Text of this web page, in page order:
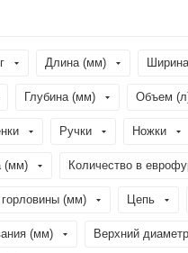
Длина (мм)
Глубина (мм) Объем
Ручки Ножки
(мм) Количество в
(мм) Цепь
(мм) Верхний